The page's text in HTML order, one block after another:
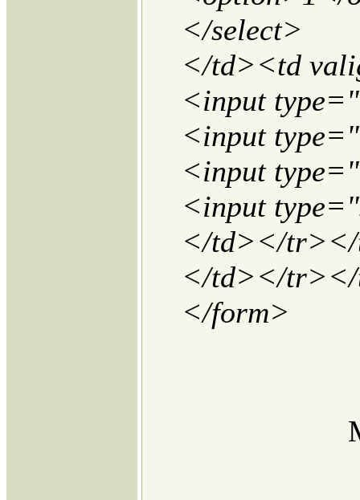
</select>
</td><td
<input
<input
<input
<input
</td></
</td></
</form>